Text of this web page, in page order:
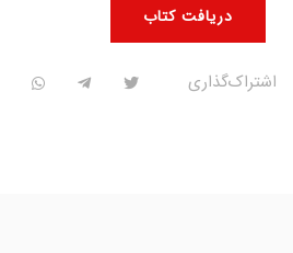
دریافت کتاب
اشتراک‌گذاری